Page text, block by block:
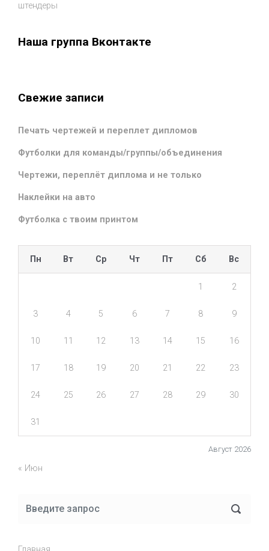
штендеры
Наша группа Вконтакте
Свежие записи
Печать чертежей и переплет дипломов
Футболки для команды/группы/объединения
Чертежи, переплёт диплома и не только
Наклейки на авто
Футболка с твоим принтом
Август 2026
Пн Вт Ср Чт Пт Сб Вс
1 2
3 4 5 6 7 8 9
10 11 12 13 14 15 16
17 18 19 20 21 22 23
24 25 26 27 28 29 30
31
« Июн